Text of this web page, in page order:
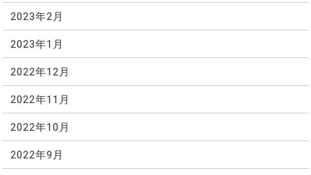
2023年2月
2023年1月
2022年12月
2022年11月
2022年10月
2022年9月